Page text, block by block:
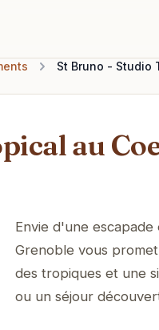
St Bruno - Studio
au
Envie d'une
Grenoble vous
des tropiques et une
ou un séjour